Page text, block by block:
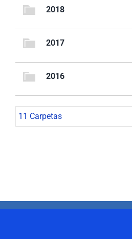
2018
2017
2016
11 Carpetas